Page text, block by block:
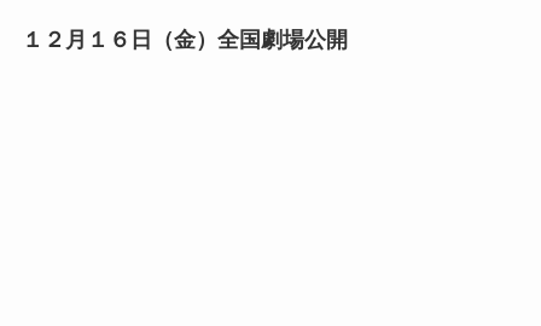
１２月１６日（金）全国劇場公開